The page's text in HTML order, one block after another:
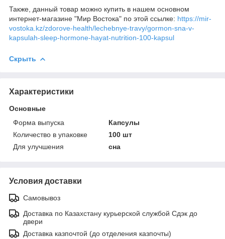
Также, данный товар можно купить в нашем основном
интернет-магазине "Мир Востока" по этой ссылке: https://mir-
vostoka.kz/zdorove-health/lechebnye-travy/gormon-sna-v-
kapsulah-sleep-hormone-hayat-nutrition-100-kapsul
Скрыть
Характеристики
Основные
Форма выпуска
Капсулы
Количество в упаковке
100 шт
Для улучшения
сна
Условия доставки
Самовывоз
Доставка по Казахстану курьерской службой Сдэк до
двери
Доставка казпочтой (до отделения казпочты)